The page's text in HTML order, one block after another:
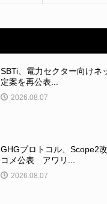
SBTi、電力セクター向けネ
定案を再公表...
2026.08.07
GHGプロトコル、Scope2
コメ公表 アワリ...
2026.08.07